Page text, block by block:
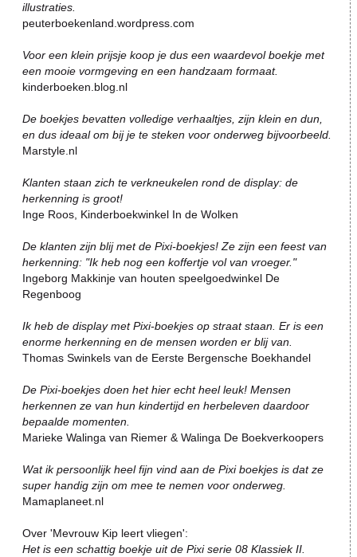
illustraties.
peuterboekenland.wordpress.com
Voor een klein prijsje koop je dus een waardevol boekje met
een mooie vormgeving en een handzaam formaat.
kinderboeken.blog.nl
De boekjes bevatten volledige verhaaltjes, zijn klein en dun,
en dus ideaal om bij je te steken voor onderweg bijvoorbeeld.
Marstyle.nl
Klanten staan zich te verkneukelen rond de display: de
herkenning is groot!
Inge Roos, Kinderboekwinkel In de Wolken
De klanten zijn blij met de Pixi-boekjes! Ze zijn een feest van
herkenning: "Ik heb nog een koffertje vol van vroeger."
Ingeborg Makkinje van houten speelgoedwinkel De
Regenboog
Ik heb de display met Pixi-boekjes op straat staan. Er is een
enorme herkenning en de mensen worden er blij van.
Thomas Swinkels van de Eerste Bergensche Boekhandel
De Pixi-boekjes doen het hier echt heel leuk! Mensen
herkennen ze van hun kindertijd en herbeleven daardoor
bepaalde momenten.
Marieke Walinga van Riemer & Walinga De Boekverkoopers
Wat ik persoonlijk heel fijn vind aan de Pixi boekjes is dat ze
super handig zijn om mee te nemen voor onderweg.
Mamaplaneet.nl
Over 'Mevrouw Kip leert vliegen':
Het is een schattig boekje uit de Pixi serie 08 Klassiek II.